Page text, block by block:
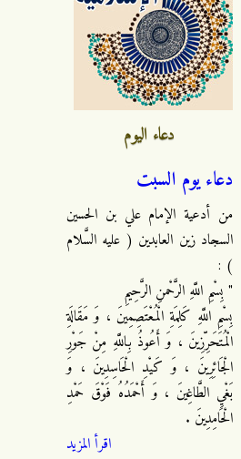
دعاء اليوم
دعاء يوم السبت
من أدعية الإمام علي بن الحسين
السجاد زين العابدين ( عليه السَّلام
) :
" بِسْمِ اللَّهِ الرَّحْمنِ الرَّحِيمِ
بِسْمِ اللَّهِ كَلِمَةِ الْمُعْتَصِمِينَ ، وَ مَقَالَةِ
الْمُتَحَرِّزِينَ ، وَ أَعُوذُ بِاللَّهِ مِنْ جَوْرِ
الْجَائِرِينَ ، وَ كَيْدِ الْحَاسِدِينَ ، وَ
بَغْيِ الطَّاغِينَ ، وَ أَحْمَدُهُ فَوْقَ حَمْدِ
الْحَامِدِينَ .
اقرأ المزيد